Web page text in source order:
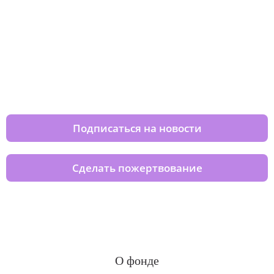
Подписаться на новости
Сделать пожертвование
О фонде